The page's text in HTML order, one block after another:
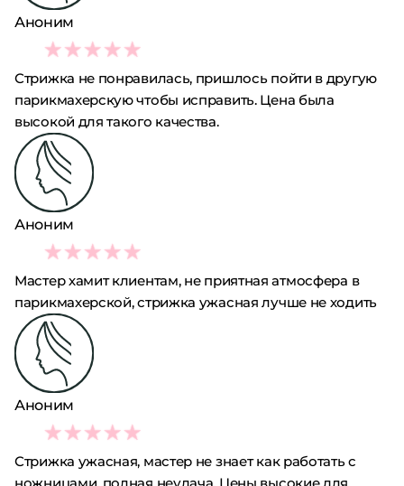
Аноним
2
Стрижка не понравилась, пришлось пойти в другую
парикмахерскую чтобы исправить. Цена была
высокой для такого качества.
Аноним
1
Мастер хамит клиентам, не приятная атмосфера в
парикмахерской, стрижка ужасная лучше не ходить
Аноним
1
Стрижка ужасная, мастер не знает как работать с